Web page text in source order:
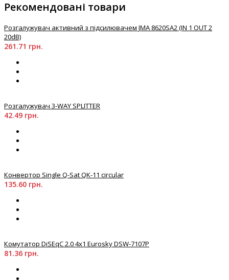
Рекомендовані товари
Розгалужувач активний з підсилювачем JMA 8620SA2 (IN 1 OUT 2
20dB)
261.71 грн.
Розгалужувач 3-WAY SPLITTER
42.49 грн.
Конвертор Single Q-Sat QK-11 circular
135.60 грн.
Комутатор DiSEqC 2.0 4x1 Eurosky DSW-7107P
81.36 грн.